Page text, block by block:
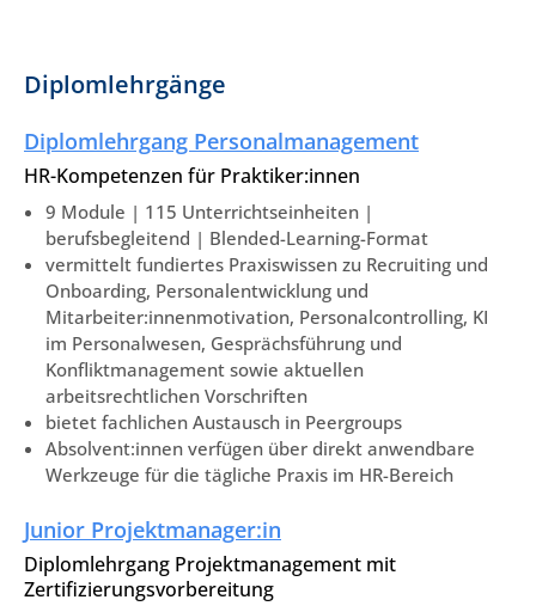
Diplomlehrgänge
Diplomlehrgang Personalmanagement
HR-Kompetenzen für Praktiker:innen
9 Module | 115 Unterrichtseinheiten |
berufsbegleitend | Blended-Learning-Format
vermittelt fundiertes Praxiswissen zu Recruiting und
Onboarding, Personalentwicklung und
Mitarbeiter:innenmotivation, Personalcontrolling, KI
im Personalwesen, Gesprächsführung und
Konfliktmanagement sowie aktuellen
arbeitsrechtlichen Vorschriften
bietet fachlichen Austausch in Peergroups
Absolvent:innen verfügen über direkt anwendbare
Werkzeuge für die tägliche Praxis im HR-Bereich
Junior Projektmanager:in
Diplomlehrgang Projektmanagement mit
Zertifizierungsvorbereitung